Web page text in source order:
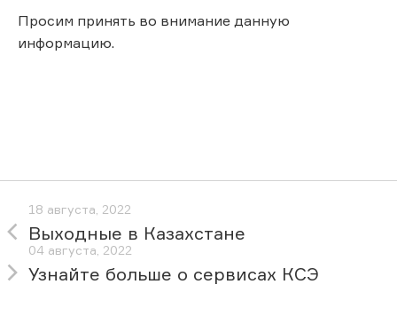
Просим принять во внимание данную
информацию.
18 августа, 2022
Выходные в Казахстане
04 августа, 2022
Узнайте больше о сервисах КСЭ